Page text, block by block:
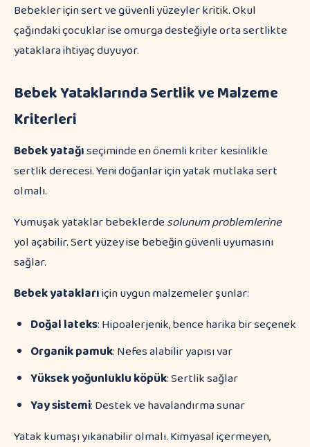
Bebekler için sert ve güvenli yüzeyler kritik. Okul
çağındaki çocuklar ise omurga desteğiyle orta sertlikte
yataklara ihtiyaç duyuyor.
Bebek Yataklarında Sertlik ve Malzeme
Kriterleri
Bebek yatağıseçiminde en önemli kriter kesinlikle
sertlik derecesi. Yeni doğanlar için yatak mutlaka sert
olmalı.
Yumuşak yataklar bebeklerdesolunum problemlerine
yol açabilir. Sert yüzey ise bebeğin güvenli uyumasını
sağlar.
Bebek yataklarıiçin uygun malzemeler şunlar:
Doğal lateks: Hipoalerjenik, bence harika bir seçenek
Organik pamuk: Nefes alabilir yapısı var
Yüksek yoğunluklu köpük: Sertlik sağlar
Yay sistemi: Destek ve havalandırma sunar
Yatak kumaşı yıkanabilir olmalı. Kimyasal içermeyen,